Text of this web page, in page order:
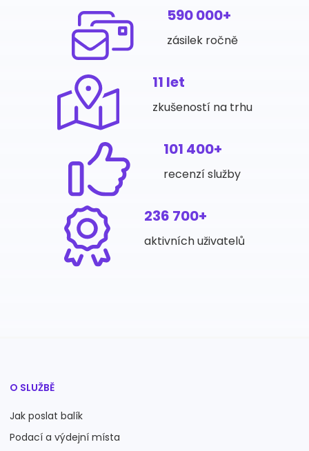
590 000+
zásilek ročně
11 let
zkušeností na trhu
101 400+
recenzí služby
236 700+
aktivních uživatelů
O SLUŽBĚ
Jak poslat balík
Podací a výdejní místa